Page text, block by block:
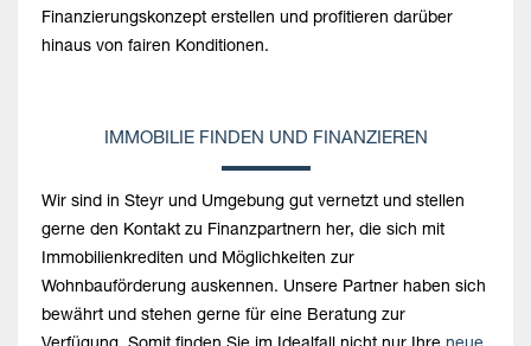
Finanzierungskonzept erstellen und profitieren darüber
hinaus von fairen Konditionen.
IMMOBILIE FINDEN UND FINANZIEREN
Wir sind in Steyr und Umgebung gut vernetzt und stellen
gerne den Kontakt zu Finanzpartnern her, die sich mit
Immobilienkrediten und Möglichkeiten zur
Wohnbauförderung auskennen. Unsere Partner haben sich
bewährt und stehen gerne für eine Beratung zur